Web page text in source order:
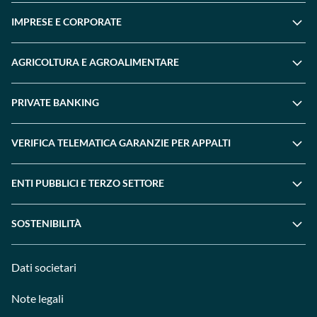
IMPRESE E CORPORATE
AGRICOLTURA E AGROALIMENTARE
PRIVATE BANKING
VERIFICA TELEMATICA GARANZIE PER APPALTI
ENTI PUBBLICI E TERZO SETTORE
SOSTENIBILITÀ
Dati societari
Note legali